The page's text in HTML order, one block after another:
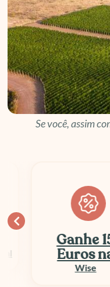
Se você, assim
Até 50%
E-SIM e Chip